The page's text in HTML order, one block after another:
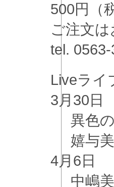
500円（
ご注文
tel.
Liveライ
3月 30日
異色
嬉与
4月 6日
中嶋